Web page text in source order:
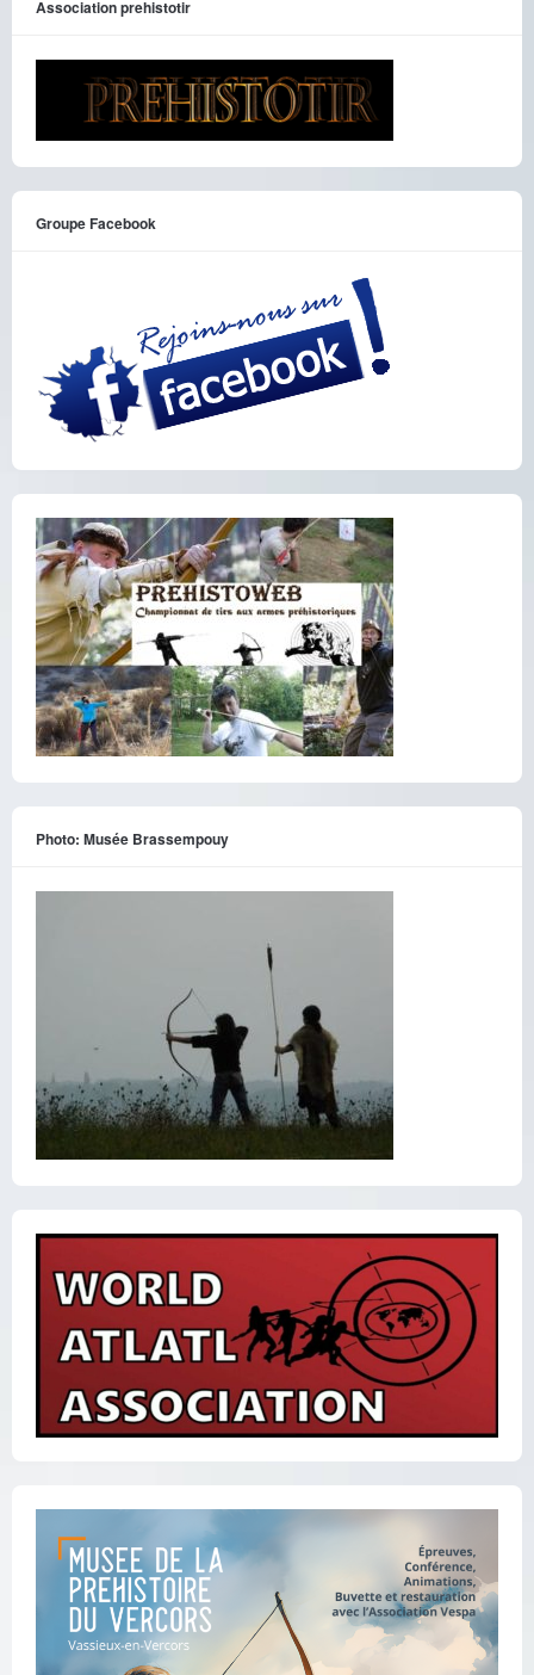
Association prehistotir
Groupe Facebook
Photo: Musée Brassempouy